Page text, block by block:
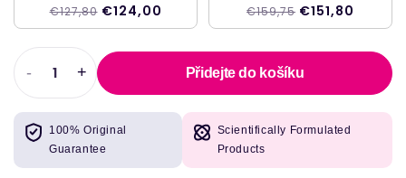
€127,80 €124,00 €159,75 €151,80
Snižovat
množství
pro
Acetyl-
-
Zvýšit
množství
Acetyl-
L-
+ Přidejte do košíku
100% Original
Guarantee
Scientifically Formulated
Products